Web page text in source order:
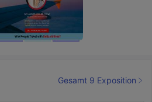
Gesamt 9 Exposition